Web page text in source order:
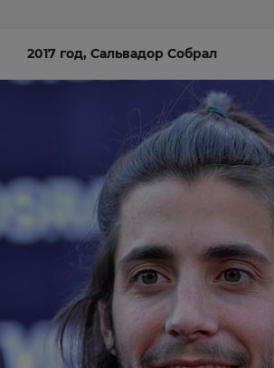
2017 год, Сальвадор Собрал